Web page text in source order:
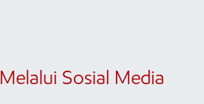
Melalui Sosial Media